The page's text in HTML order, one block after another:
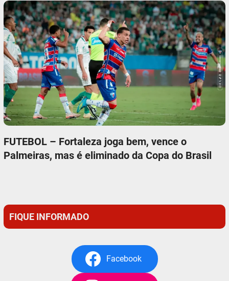
FUTEBOL – Fortaleza joga bem, vence o
Palmeiras, mas é eliminado da Copa do Brasil
FIQUE INFORMADO
Facebook